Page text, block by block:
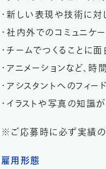
・新しい表現や技術に対
・社内外でのコミュニケ
・チームでつくることに
・アニメーションなど、
・アシスタントへのフィ
・イラストや写真の知識
※ご応募時に必ず実績の
雇用形態